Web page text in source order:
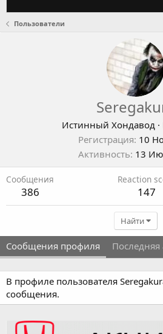
Пользователи
Истинный Хондавод ·
Регистрация 10
Активность 13
Сообщения
386
Reaction
147
Найти
Сообщения профиля Последняя
В профиле пользователя
сообщения.